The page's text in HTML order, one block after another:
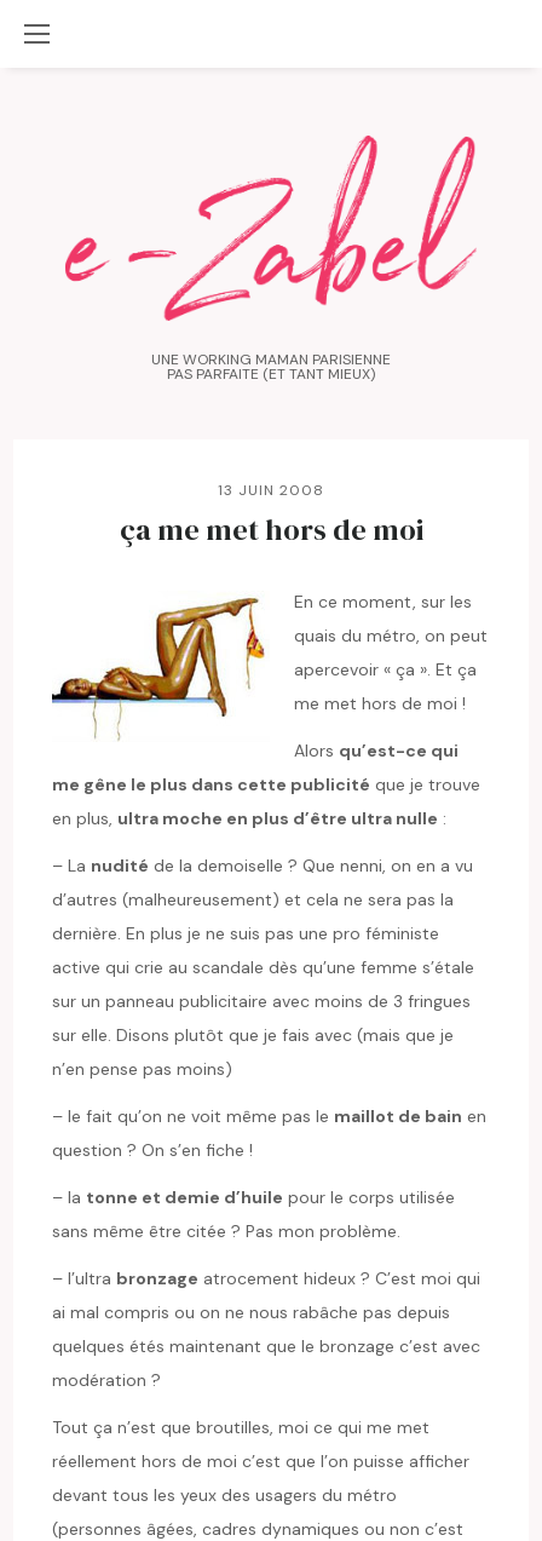
UNE WORKING MAMAN PARISIENNE
PAS PARFAITE (ET TANT MIEUX)
13 JUIN 2008
ça me met hors de moi
En ce moment, sur les
quais du métro, on peut
apercevoir « ça ». Et ça
me met hors de moi !
Alors qu’est-ce qui
me gêne le plus dans cette publicité que je trouve
en plus, ultra moche en plus d’être ultra nulle :
– La nudité de la demoiselle ? Que nenni, on en a vu
d’autres (malheureusement) et cela ne sera pas la
dernière. En plus je ne suis pas une pro féministe
active qui crie au scandale dès qu’une femme s’étale
sur un panneau publicitaire avec moins de 3 fringues
sur elle. Disons plutôt que je fais avec (mais que je
n’en pense pas moins)
– le fait qu’on ne voit même pas le maillot de bain en
question ? On s’en fiche !
– la tonne et demie d’huile pour le corps utilisée
sans même être citée ? Pas mon problème.
– l’ultra bronzage atrocement hideux ? C’est moi qui
ai mal compris ou on ne nous rabâche pas depuis
quelques étés maintenant que le bronzage c’est avec
modération ?
Tout ça n’est que broutilles, moi ce qui me met
réellement hors de moi c’est que l’on puisse afficher
devant tous les yeux des usagers du métro
(personnes âgées, cadres dynamiques ou non c’est